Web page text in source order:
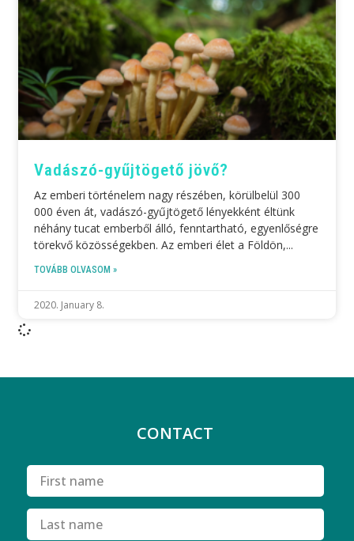
Vadászó-gyűjtögető jövő?
Az emberi történelem nagy részében, körülbelül 300
000 éven át, vadászó-gyűjtögető lényekként éltünk
néhány tucat emberből álló, fenntartható, egyenlőségre
törekvő közösségekben. Az emberi élet a Földön,
TOVÁBB OLVASOM »
2020. January 8.
CONTACT